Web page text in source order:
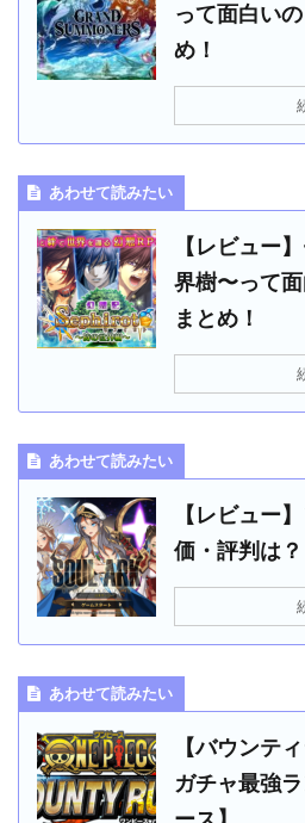
って面白い
め！
あわせて読みたい
【レビュー
界樹〜って
まとめ！
あわせて読みたい
【レビュー
価・評判は
あわせて読みたい
【バウンテ
ガチャ最強